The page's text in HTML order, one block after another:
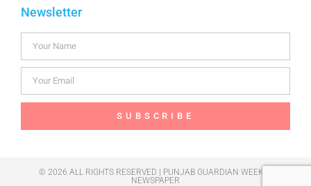
Newsletter
SUBSCRIBE
© 2026 ALL RIGHTS RESERVED | PUNJAB GUARDIAN WEEKLY
NEWSPAPER